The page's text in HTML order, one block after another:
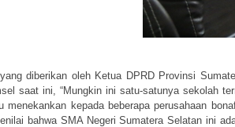
diberikan oleh Ketua DPRD Provinsi
saat ini, “Mungkin ini satu-satunya sekolah
menekankan kepada beberapa perusahaan
bahwa SMA Negeri Sumatera Selatan ini